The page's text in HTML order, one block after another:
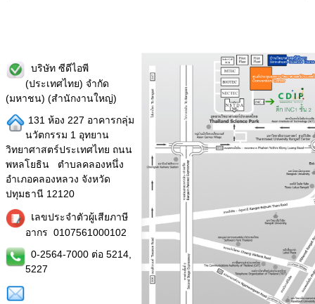
บริษัท ซีดีไอพี
(ประเทศไทย) จำกัด
(มหาชน) (สำนักงานใหญ่)
131 ห้อง 227 อาคารกลุ่ม
นวัตกรรม 1 อุทยาน
วิทยาศาสตร์ประเทศไทย ถนน
พหลโยธิน ตำบลคลองหนึ่ง
อำเภอคลองหลวง จังหวัด
ปทุมธานี 12120
เลขประจำตัวผู้เสียภาษี
อากร 0107561000102
0-2564-7000 ต่อ 5214,
5227